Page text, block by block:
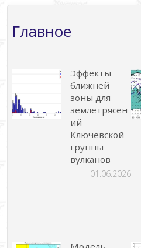
Главное
Эффекты
ближней
зоны для
землетрясен
ий
Ключевской
группы
вулканов
01.06.2026